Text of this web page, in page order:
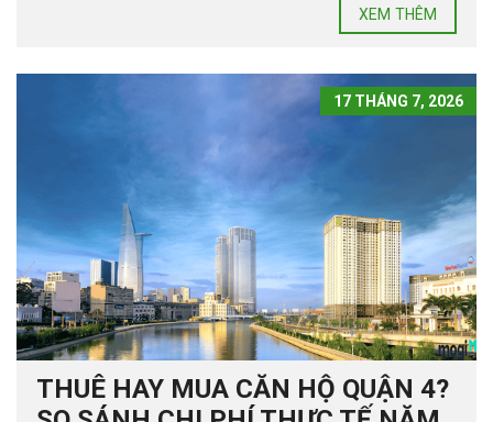
XEM THÊM
17 THÁNG 7, 2026
THUÊ HAY MUA CĂN HỘ QUẬN 4?